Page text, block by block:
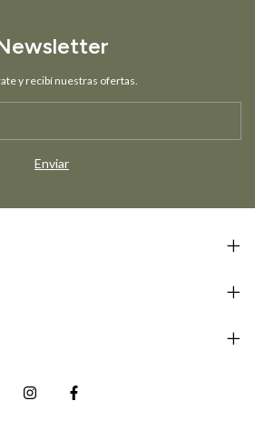
y recibí nuestras ofertas.